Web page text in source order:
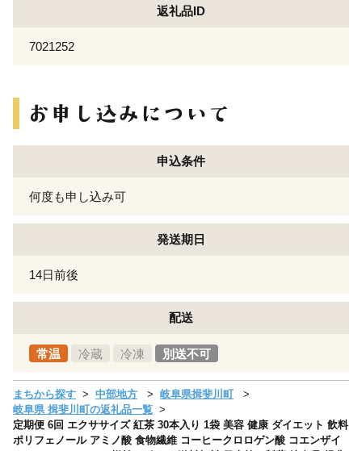
返礼品ID
7021252
申込条件
何度も申し込み可
発送期日
14日前後
配送
常温 冷蔵 冷凍 別送不可
まちから探す 中部地方
岐阜県揖斐川町
岐阜県 揖斐川町の返礼品一覧
定期便 6回 エクササイズ 紅茶 30本入り 1袋 美容 健康 ダイエット 飲料
ポリフェノール アミノ酸 食物繊維 コーヒークロロゲン酸 コエンザイ